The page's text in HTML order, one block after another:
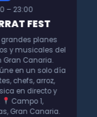
– 23:00
FEST
grandes planes
y musicales del
Gran Canaria.
en un solo día
chefs, arroz,
en directo y
Campo 1,
Gran Canaria.